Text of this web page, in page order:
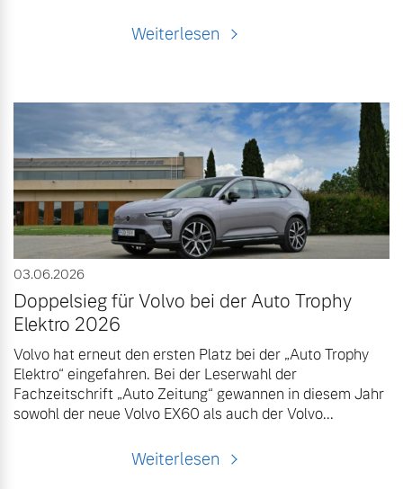
Weiterlesen
03.06.2026
Doppelsieg für Volvo bei der Auto Trophy
Elektro 2026
Volvo hat erneut den ersten Platz bei der „Auto Trophy
Elektro“ eingefahren. Bei der Leserwahl der
Fachzeitschrift „Auto Zeitung“ gewannen in diesem Jahr
sowohl der neue Volvo EX60 als auch der Volvo...
Weiterlesen